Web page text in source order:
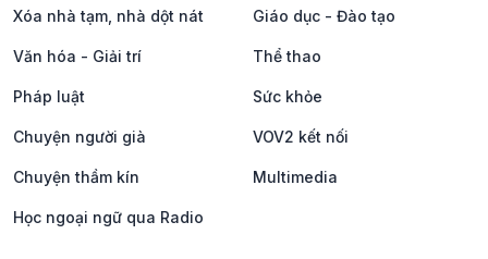
Xóa nhà tạm, nhà dột nát Giáo dục - Đào tạo
Văn hóa - Giải trí Thể thao
Pháp luật Sức khỏe
Chuyện người già VOV2 kết nối
Chuyện thầm kín Multimedia
Học ngoại ngữ qua Radio